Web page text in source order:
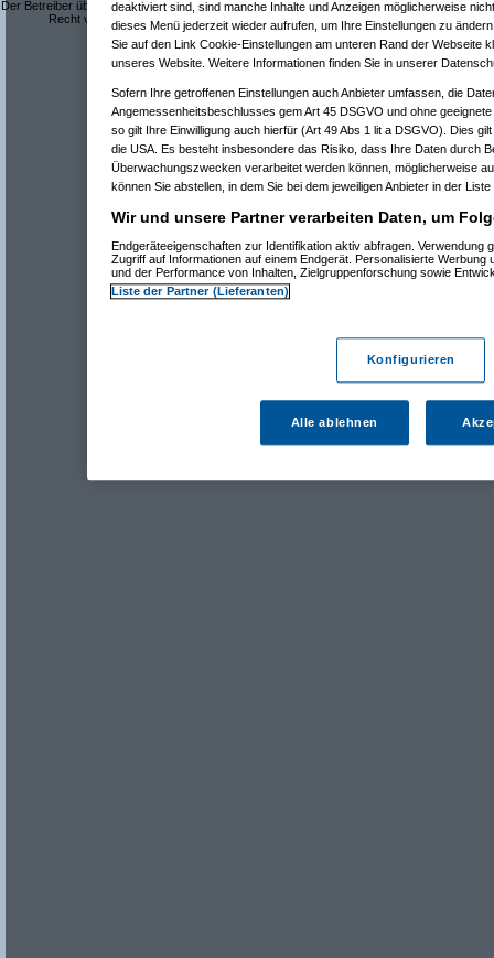
Der Betreiber übernimmt keine Verantwortung für den Inhalt der Beiträge und behält sich das
Recht vor, Beiträge mit rechtswidrigem oder anstößigem Inhalt zu löschen.
Datenschutzerklärung
deaktiviert sind, sind manche Inhalte und Anzeigen möglicherweise
dieses Menü jederzeit wieder aufrufen, um Ihre Einstellungen zu
Sie auf den Link Cookie-Einstellungen am unteren Rand der Webseite
unseres Website. Weitere Informationen finden Sie in unserer
Sofern Ihre getroffenen Einstellungen auch Anbieter umfassen, die
Angemessenheitsbeschlusses gem Art 45 DSGVO und ohne
so gilt Ihre Einwilligung auch hierfür (Art 49 Abs 1 lit a DSGVO). Dies
die USA. Es besteht insbesondere das Risiko, dass Ihre Daten durch
Überwachungszwecken verarbeitet werden können, möglicherweise
können Sie abstellen, in dem Sie bei dem jeweiligen Anbieter in der
Wir und unsere Partner verarbeiten Daten, um
Endgeräteeigenschaften zur Identifikation aktiv abfragen. Verwendung
Zugriff auf Informationen auf einem Endgerät. Personalisierte Werbung
und der Performance von Inhalten, Zielgruppenforschung sowie
Liste der Partner (Lieferanten)
Konfigurieren
Alle ablehnen